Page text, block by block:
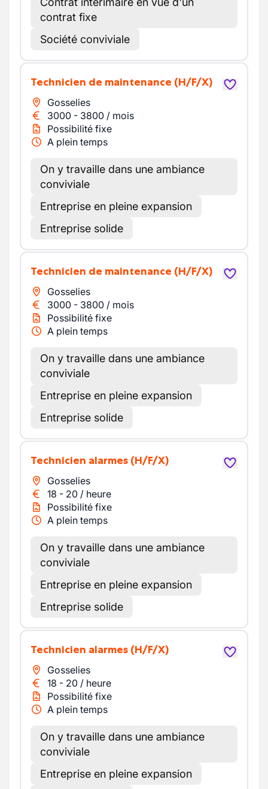
contrat fixe
Société conviviale
Technicien de maintenance (H/F/X)
Gosselies
3000 - 3800 / mois
Possibilité fixe
A plein temps
On y travaille dans une ambiance
conviviale
Entreprise en pleine expansion
Entreprise solide
Technicien de maintenance (H/F/X)
Gosselies
3000 - 3800 / mois
Possibilité fixe
A plein temps
On y travaille dans une ambiance
conviviale
Entreprise en pleine expansion
Entreprise solide
Technicien alarmes (H/F/X)
Gosselies
18 - 20 / heure
Possibilité fixe
A plein temps
On y travaille dans une ambiance
conviviale
Entreprise en pleine expansion
Entreprise solide
Technicien alarmes (H/F/X)
Gosselies
18 - 20 / heure
Possibilité fixe
A plein temps
On y travaille dans une ambiance
conviviale
Entreprise en pleine expansion